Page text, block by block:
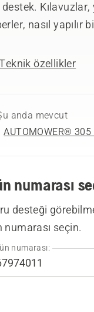
nasıl yapılır
özellikler
anda mevcut
AUTOMOWER®
numarası
desteği
numarası seçin.
numarası: